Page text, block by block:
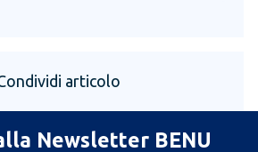
articolo
Newsletter BENU